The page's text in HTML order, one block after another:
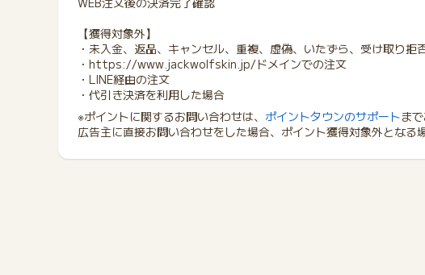
【獲得対象外】
・未入金、返品、キャンセル、重複、虚偽、いたずら、受け取り拒
・https://www.jackwolfskin.jp/ドメインでの注文
・LINE経由の注文
・代引き決済を利用した場合
※ポイントに関するお問い合わせは、 ポイントタウンのサポートま
広告主に直接お問い合わせをした場合、ポイント獲得対象外となる